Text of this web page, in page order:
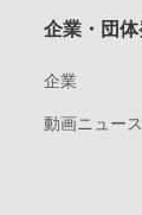
企業・団
企業
動画ニュース